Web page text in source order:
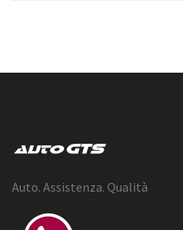
Auto. Assistenza. Qualità